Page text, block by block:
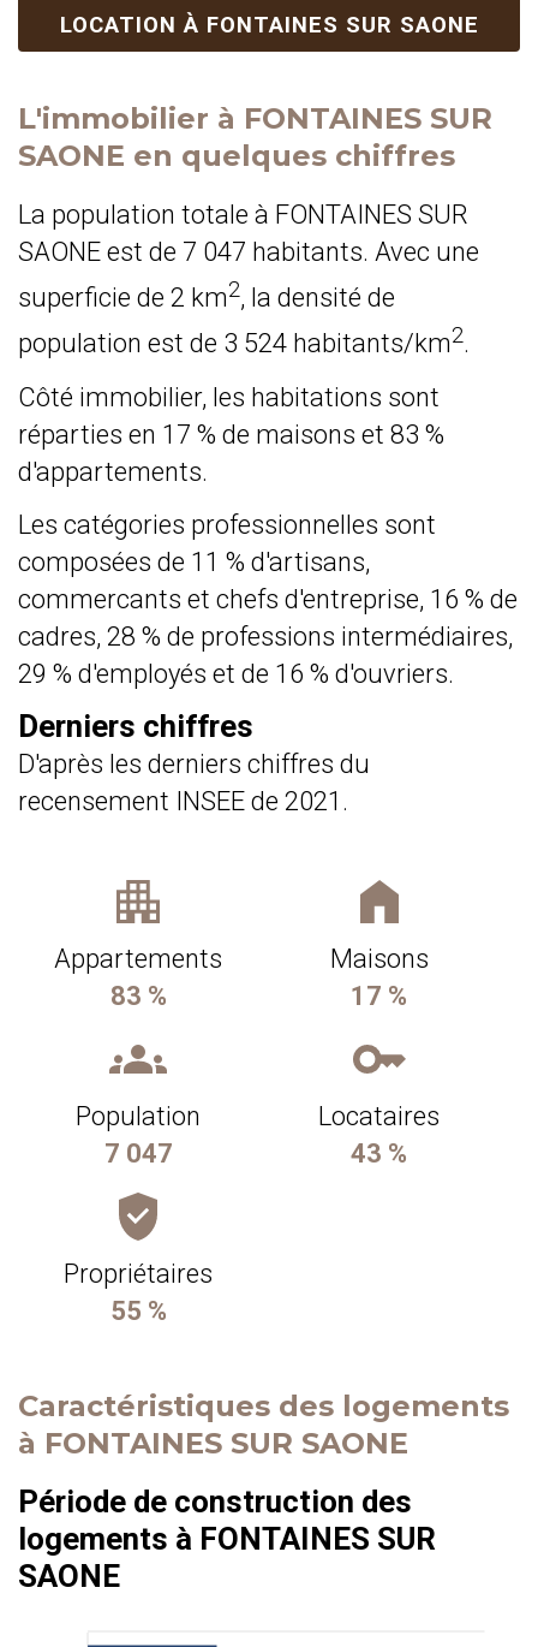
LOCATION À FONTAINES SUR SAONE
L'immobilier à FONTAINES SUR
SAONE en quelques chiffres
La population totale à FONTAINES SUR
SAONE est de 7 047 habitants. Avec une
superficie de 2 km2, la densité de
population est de 3 524 habitants/km2.
Côté immobilier, les habitations sont
réparties en 17 % de maisons et 83 %
d'appartements.
Les catégories professionnelles sont
composées de 11 % d'artisans,
commercants et chefs d'entreprise, 16 % de
cadres, 28 % de professions intermédiaires,
29 % d'employés et de 16 % d'ouvriers.
Derniers chiffres
D'après les derniers chiffres du
recensement INSEE de 2021.
Appartements
83 %
Maisons
17 %
Population
7 047
Locataires
43 %
Propriétaires
55 %
Caractéristiques des logements
à FONTAINES SUR SAONE
Période de construction des
logements à FONTAINES SUR
SAONE